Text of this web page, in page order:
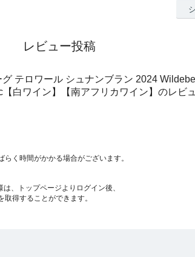
レビュー投稿
グ テロワール シュナンブラン 2024
白ワイン】【南アフリカワイン】のレビ
く時間がかかる場合がございます。
、トップページよりログイン後、
得することができます。